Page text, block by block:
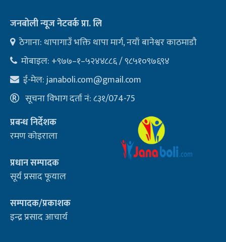
जनबोली न्यूज नेटवर्क प्रा. लि
ठेगाना: थापागाउँ भक्ति थापा मार्ग, नयाँ बानेश्वर काठमाडौ
मोबाइल: +९७७–१–५२४४८८६ / ९८५१०९७६९४
ई-मेल:janaboli.com@gmail.com
सूचना विभाग दर्ता नं: ८३१/074-75
प्रबन्ध निर्देशक
रमण कोइराला
प्रधान सम्पादक
सूर्य प्रसाद फूयाल
सम्पादक/प्रकाशक
इन्द्र प्रसाद आचार्य